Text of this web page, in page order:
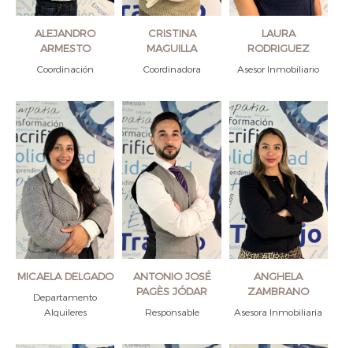
ALEJANDRO
ARMESTO
Coordinación
CRISTINA
MAGUILLA
Coordinadora
LAURA
RODRIGUEZ
Asesor Inmobiliario
MICAELA DELGADO
Departamento
Alquileres
ANTONIO JOSÉ
PAGÈS JÓDAR
Responsable
ANGHELA
ZAMBRANO
Asesora Inmobiliaria